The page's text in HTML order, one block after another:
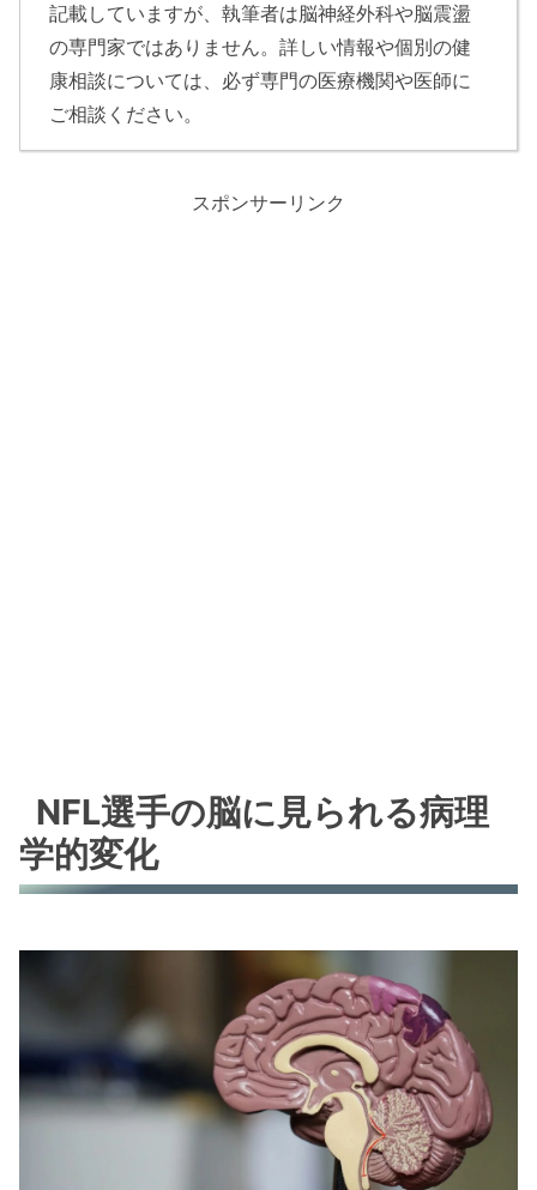
記載していますが、執筆者は脳神経外科や脳震盪
の専門家ではありません。詳しい情報や個別の健
康相談については、必ず専門の医療機関や医師に
ご相談ください。
スポンサーリンク
NFL選手の脳に見られる病理
学的変化